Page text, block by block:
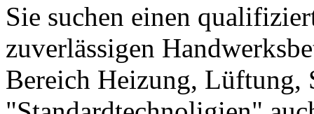
Sie suchen einen
zuverlässigen
Bereich Heizung, Lüftung,